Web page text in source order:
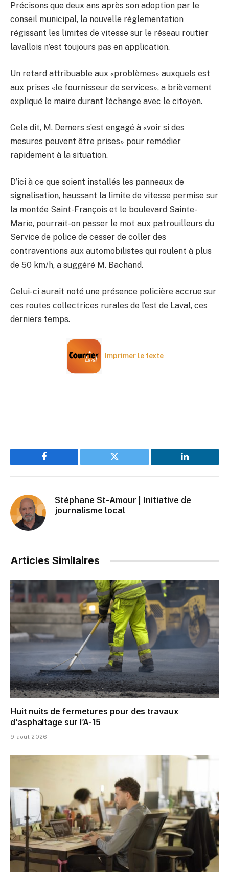
Précisons que deux ans après son adoption par le
conseil municipal, la nouvelle réglementation
régissant les limites de vitesse sur le réseau routier
lavallois n’est toujours pas en application.
Un retard attribuable aux «problèmes» auxquels est
aux prises «le fournisseur de services», a brièvement
expliqué le maire durant l’échange avec le citoyen.
Cela dit, M. Demers s’est engagé à «voir si des
mesures peuvent être prises» pour remédier
rapidement à la situation.
D’ici à ce que soient installés les panneaux de
signalisation, haussant la limite de vitesse permise sur
la montée Saint-François et le boulevard Sainte-
Marie, pourrait-on passer le mot aux patrouilleurs du
Service de police de cesser de coller des
contraventions aux automobilistes qui roulent à plus
de 50 km/h, a suggéré M. Bachand.
Celui-ci aurait noté une présence policière accrue sur
ces routes collectrices rurales de l’est de Laval, ces
derniers temps.
Imprimer le texte
Facebook Twitter LinkedIn
Stéphane St-Amour | Initiative de
journalisme local
Articles Similaires
Huit nuits de fermetures pour des travaux
d’asphaltage sur l’A-15
9 août 2026